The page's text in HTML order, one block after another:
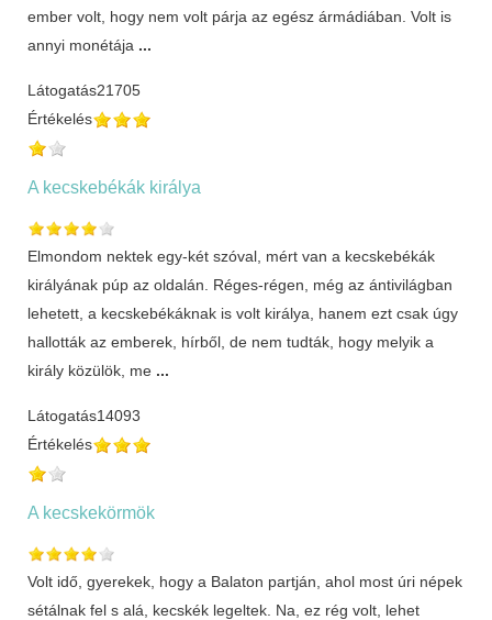
ember volt, hogy nem volt párja az egész ármádiában. Volt is
annyi monétája ...
Látogatás21705
Értékelés
A kecskebékák királya
Elmondom nektek egy-két szóval, mért van a kecskebékák
királyának púp az oldalán. Réges-régen, még az ántivilágban
lehetett, a kecskebékáknak is volt királya, hanem ezt csak úgy
hallották az emberek, hírből, de nem tudták, hogy melyik a
király közülök, me ...
Látogatás14093
Értékelés
A kecskekörmök
Volt idő, gyerekek, hogy a Balaton partján, ahol most úri népek
sétálnak fel s alá, kecskék legeltek. Na, ez rég volt, lehet